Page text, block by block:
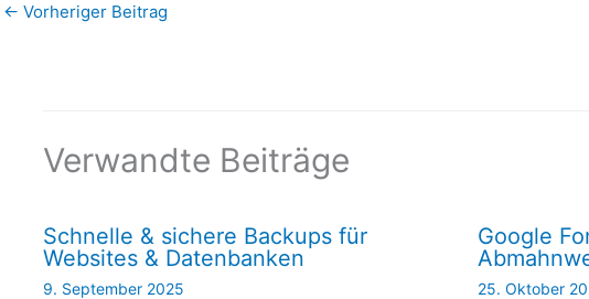
← Vorheriger Beitrag
Verwandte Beiträge
Schnelle & sichere Backups für
Websites & Datenbanken
9. September 2025
Google
25. Oktober